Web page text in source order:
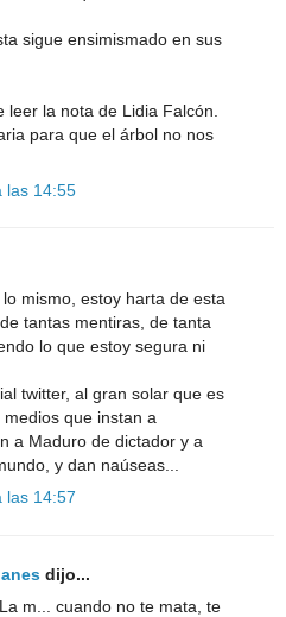
sigue ensimismado en sus
leer la nota de Lidia Falcón.
para que el árbol no nos
las 14:55
mismo, estoy harta de esta
tantas mentiras, de tanta
lo que estoy segura ni
twitter, al gran solar que es
que instan a
a Maduro de dictador y a
y dan naúseas...
las 14:57
dijo...
m... cuando no te mata, te